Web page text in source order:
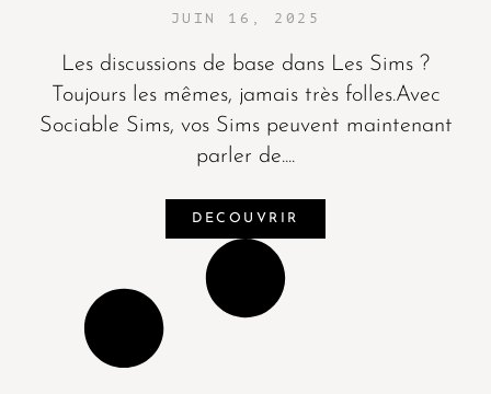
JUIN 16, 2025
Les discussions de base dans Les Sims ?
Toujours les mêmes, jamais très folles.Avec
Sociable Sims, vos Sims peuvent maintenant
parler de....
DECOUVRIR